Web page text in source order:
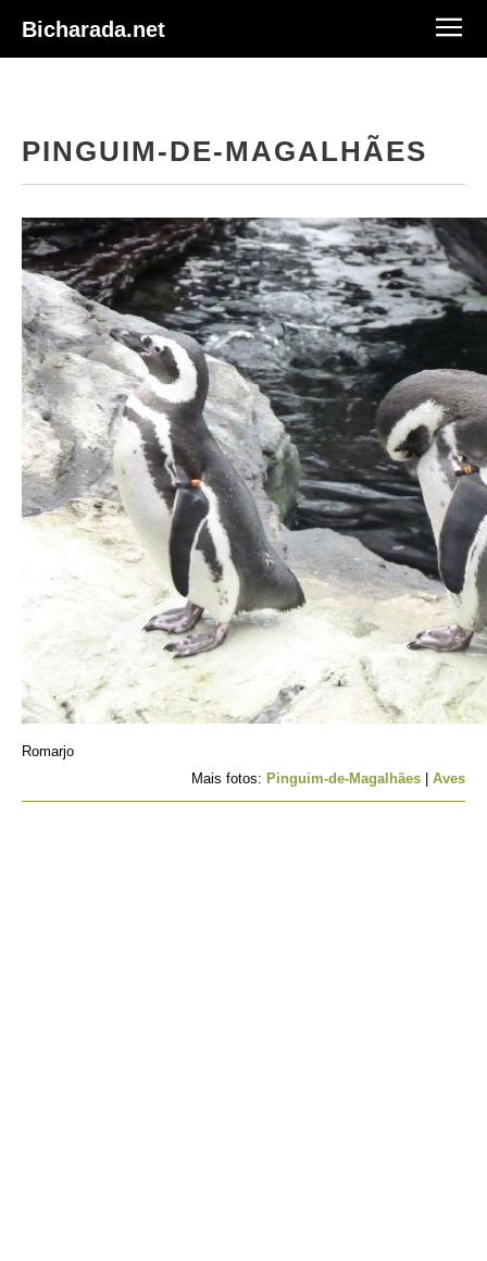
Bicharada.net
PINGUIM-DE-MAGALHÃES
Romarjo
Mais fotos: Pinguim-de-Magalhães Aves